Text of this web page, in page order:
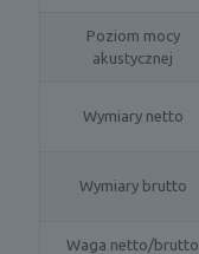
Poziom mocy
akustycznej
Wymiary netto
Wymiary brutto
Waga netto/brutto